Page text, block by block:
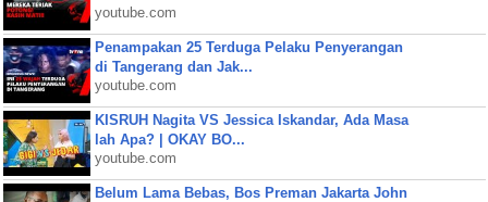
youtube.com
Penampakan 25 Terduga Pelaku Penyerangan
di Tangerang dan Jak...
youtube.com
KISRUH Nagita VS Jessica Iskandar, Ada Masa
lah Apa? | OKAY BO...
youtube.com
Belum Lama Bebas, Bos Preman Jakarta John